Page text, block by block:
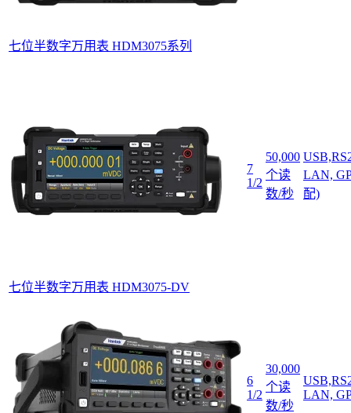
七位半数字万用表 HDM3075系列
七位半数字万用表 HDM3075-DV
7
1/2
50,000
个读
数/秒
LAN,
配)
6
1/2
30,000
个读
数/秒
LAN,